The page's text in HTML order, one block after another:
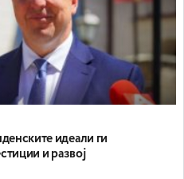
идеали ги
и развој